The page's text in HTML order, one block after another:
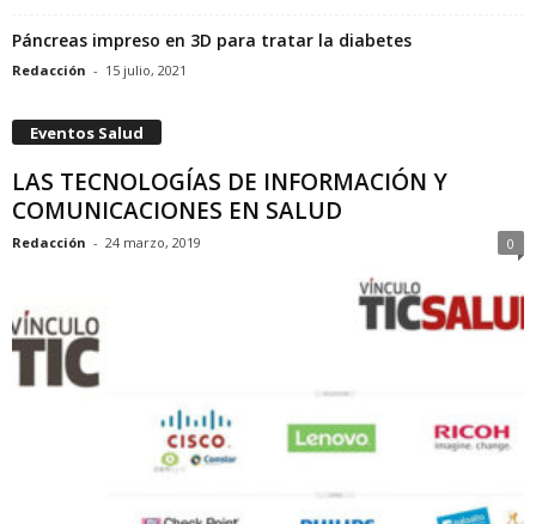
Páncreas impreso en 3D para tratar la diabetes
Redacción - 15 julio, 2021
Eventos Salud
LAS TECNOLOGÍAS DE INFORMACIÓN Y
COMUNICACIONES EN SALUD
Redacción - 24 marzo, 2019 0